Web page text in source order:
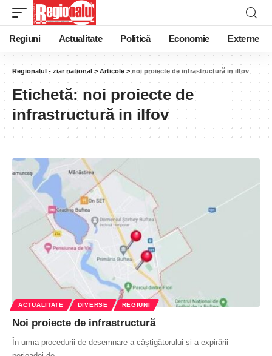
Regiuni Actualitate Politică Economie Externe
Regionalul - ziar national > Articole > noi proiecte de infrastructură in ilfov
Etichetă: noi proiecte de
infrastructură in ilfov
ACTUALITATE DIVERSE REGIUNI
Noi proiecte de infrastructură
În urma procedurii de desemnare a câștigătorului și a expirării